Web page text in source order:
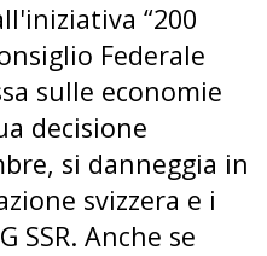
“200
Federale
sulle economie
decisione
si danneggia in
svizzera e i
SSR. Anche se